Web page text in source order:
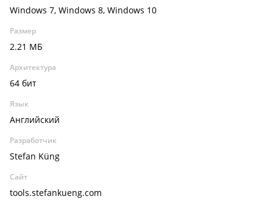
Windows 7, Windows 8, Windows 10
Размер
2.21 МБ
Архитектура
64 бит
Язык
Английский
Разработчик
Stefan Küng
Сайт
tools.stefankueng.com